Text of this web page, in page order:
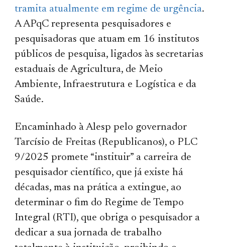
tramita atualmente em regime de urgência.
A APqC representa pesquisadores e
pesquisadoras que atuam em 16 institutos
públicos de pesquisa, ligados às secretarias
estaduais de Agricultura, de Meio
Ambiente, Infraestrutura e Logística e da
Saúde.
Encaminhado à Alesp pelo governador
Tarcísio de Freitas (Republicanos), o PLC
9/2025 promete “instituir” a carreira de
pesquisador científico, que já existe há
décadas, mas na prática a extingue, ao
determinar o fim do Regime de Tempo
Integral (RTI), que obriga o pesquisador a
dedicar a sua jornada de trabalho